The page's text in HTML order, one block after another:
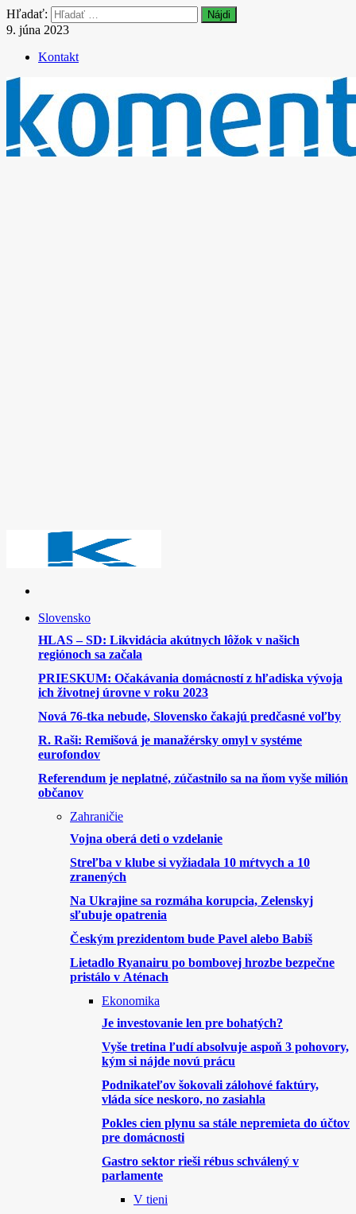
Hľadať:
9. júna 2023
Kontakt
Slovensko
HLAS – SD: Likvidácia akútnych lôžok v našich
regiónoch sa začala
PRIESKUM: Očakávania domácností z hľadiska vývoja
ich životnej úrovne v roku 2023
Nová 76-tka nebude, Slovensko čakajú predčasné voľby
R. Raši: Remišová je manažérsky omyl v systéme
eurofondov
Referendum je neplatné, zúčastnilo sa na ňom vyše milión
občanov
Zahraničie
Vojna oberá deti o vzdelanie
Streľba v klube si vyžiadala 10 mŕtvych a 10
zranených
Na Ukrajine sa rozmáha korupcia, Zelenskyj
sľubuje opatrenia
Českým prezidentom bude Pavel alebo Babiš
Lietadlo Ryanairu po bombovej hrozbe bezpečne
pristálo v Aténach
Ekonomika
Je investovanie len pre bohatých?
Vyše tretina ľudí absolvuje aspoň 3 pohovory,
kým si nájde novú prácu
Podnikateľov šokovali zálohové faktúry,
vláda síce neskoro, no zasiahla
Pokles cien plynu sa stále nepremieta do účtov
pre domácnosti
Gastro sektor rieši rébus schválený v
parlamente
V tieni